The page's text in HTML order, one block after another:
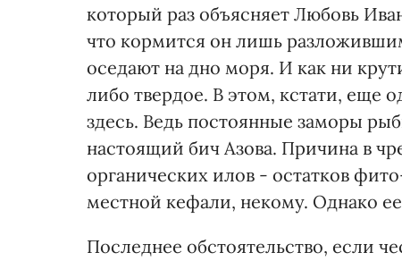
который раз объясняет Любовь
что кормится он лишь
оседают на дно моря. И как ни
либо твердое. В этом, кстати, еще
здесь. Ведь постоянные заморы
настоящий бич Азова. Причина в
органических илов - остатков
местной кефали, некому. Однако
Последнее обстоятельство, если